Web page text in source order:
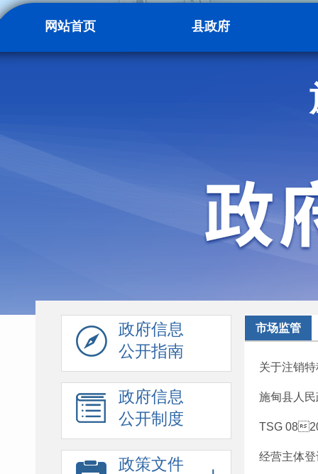
网站首页 县政府
政府信息
公开指南
政府信息
公开制度
政策文件
市场监管
关于注销
施甸县人
TSG 08
经营主体